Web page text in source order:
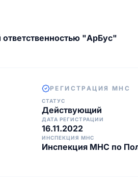
"АрБус"
РЕГИСТРАЦИЯ МНС
СТАТУС
Действующий
ДАТА РЕГИСТРАЦИИ
16.11.2022
ИНСПЕКЦИЯ МНС
Инспекция МНС по